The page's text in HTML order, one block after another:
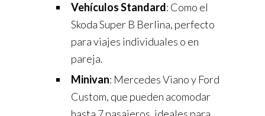
Vehículos Standard: Como el
Skoda Super B Berlina, perfecto
para viajes individuales o en
pareja.
Minivan: Mercedes Viano y Ford
Custom, que pueden acomodar